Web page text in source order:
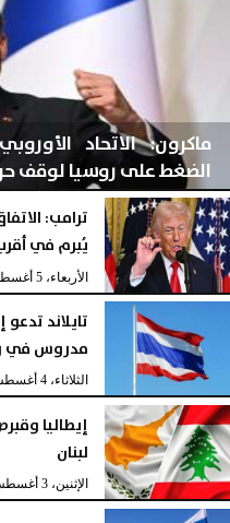
ماكرون: الاتحاد
الضغط على روسيا لوقف
الأربعاء، 5 أغسطس 2026 04:48 مـ
ترامب:
يُبرم في
الأربعاء، 5 أغسطس 2026
تايلاند
مدروس في
الثلاثاء، 4 أغسطس 2026
إيطاليا
لبنان
الإثنين، 3 أغسطس 2026